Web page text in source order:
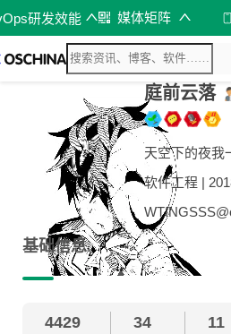
研发效能 媒体矩阵
庭前云落
天空下的夜我
软件工程 |
基础信息
4429 34 11